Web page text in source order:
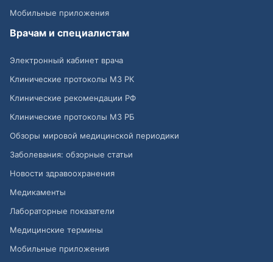
Мобильные приложения
Врачам и специалистам
Электронный кабинет врача
Клинические протоколы МЗ РК
Клинические рекомендации РФ
Клинические протоколы МЗ РБ
Обзоры мировой медицинской периодики
Заболевания: обзорные статьи
Новости здравоохранения
Медикаменты
Лабораторные показатели
Медицинские термины
Мобильные приложения